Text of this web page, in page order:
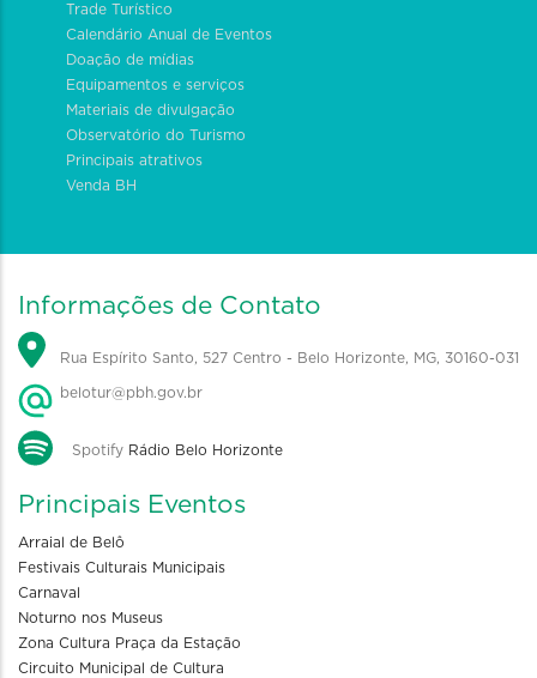
Trade Turístico
Calendário Anual de Eventos
Doação de mídias
Equipamentos e serviços
Materiais de divulgação
Observatório do Turismo
Principais atrativos
Venda BH
Informações de Contato
Rua Espírito Santo, 527 Centro - Belo Horizonte, MG, 30160-031
belotur@pbh.gov.br
Spotify Rádio Belo Horizonte
Principais Eventos
Arraial de Belô
Festivais Culturais Municipais
Carnaval
Noturno nos Museus
Zona Cultura Praça da Estação
Circuito Municipal de Cultura